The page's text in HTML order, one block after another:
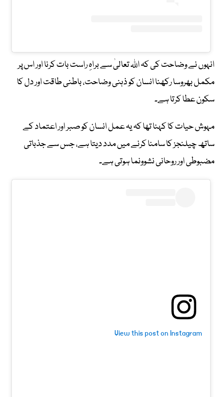
انہوں نے وضاحت کی کہ اللہ تعالیٰ سے براہِ راست بات کرنا اور اس پر
مکمل بھروسا رکھنا انسان کو ذہنی وضاحت، باطنی طاقت اور دل کا
سکون عطا کرتا ہے۔
مہوش حیات کا کہنا تھا کہ یہ عمل انسان کو صبر اور اعتماد کے
ساتھ چیلنجز کا سامنا کرنے میں مدد دیتا ہے، جس سے جذباتی
مضبوطی اور روحانی نشوونما ہوتی ہے۔
View this post on Instagram